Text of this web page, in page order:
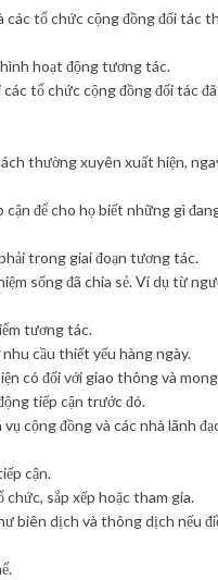
các tổ chức cộng đồng đối tác
hoạt động tương tác.
tổ chức cộng đồng đối tác
thường xuyên xuất hiện,
để cho họ biết những gì
trong giai đoạn tương tác.
sống đã chia sẻ. Ví dụ từ
tương tác.
cầu thiết yếu hàng ngày.
có đối với giao thông và
tiếp cận trước đó.
cộng đồng và các nhà lãnh
cận.
sắp xếp hoặc tham gia.
biên dịch và thông dịch nếu